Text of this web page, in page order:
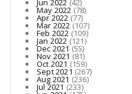
Jun 2022(42)
May 2022(78)
Apr 2022 (77)
Mar 2022(107)
Feb 2022 (109)
Jan 2022 (121)
Dec 2021 (55)
Nov 2021 (81)
Oct 2021 (159)
Sept 2021 (267)
Aug 2021 (236)
Jul 2021 (233)